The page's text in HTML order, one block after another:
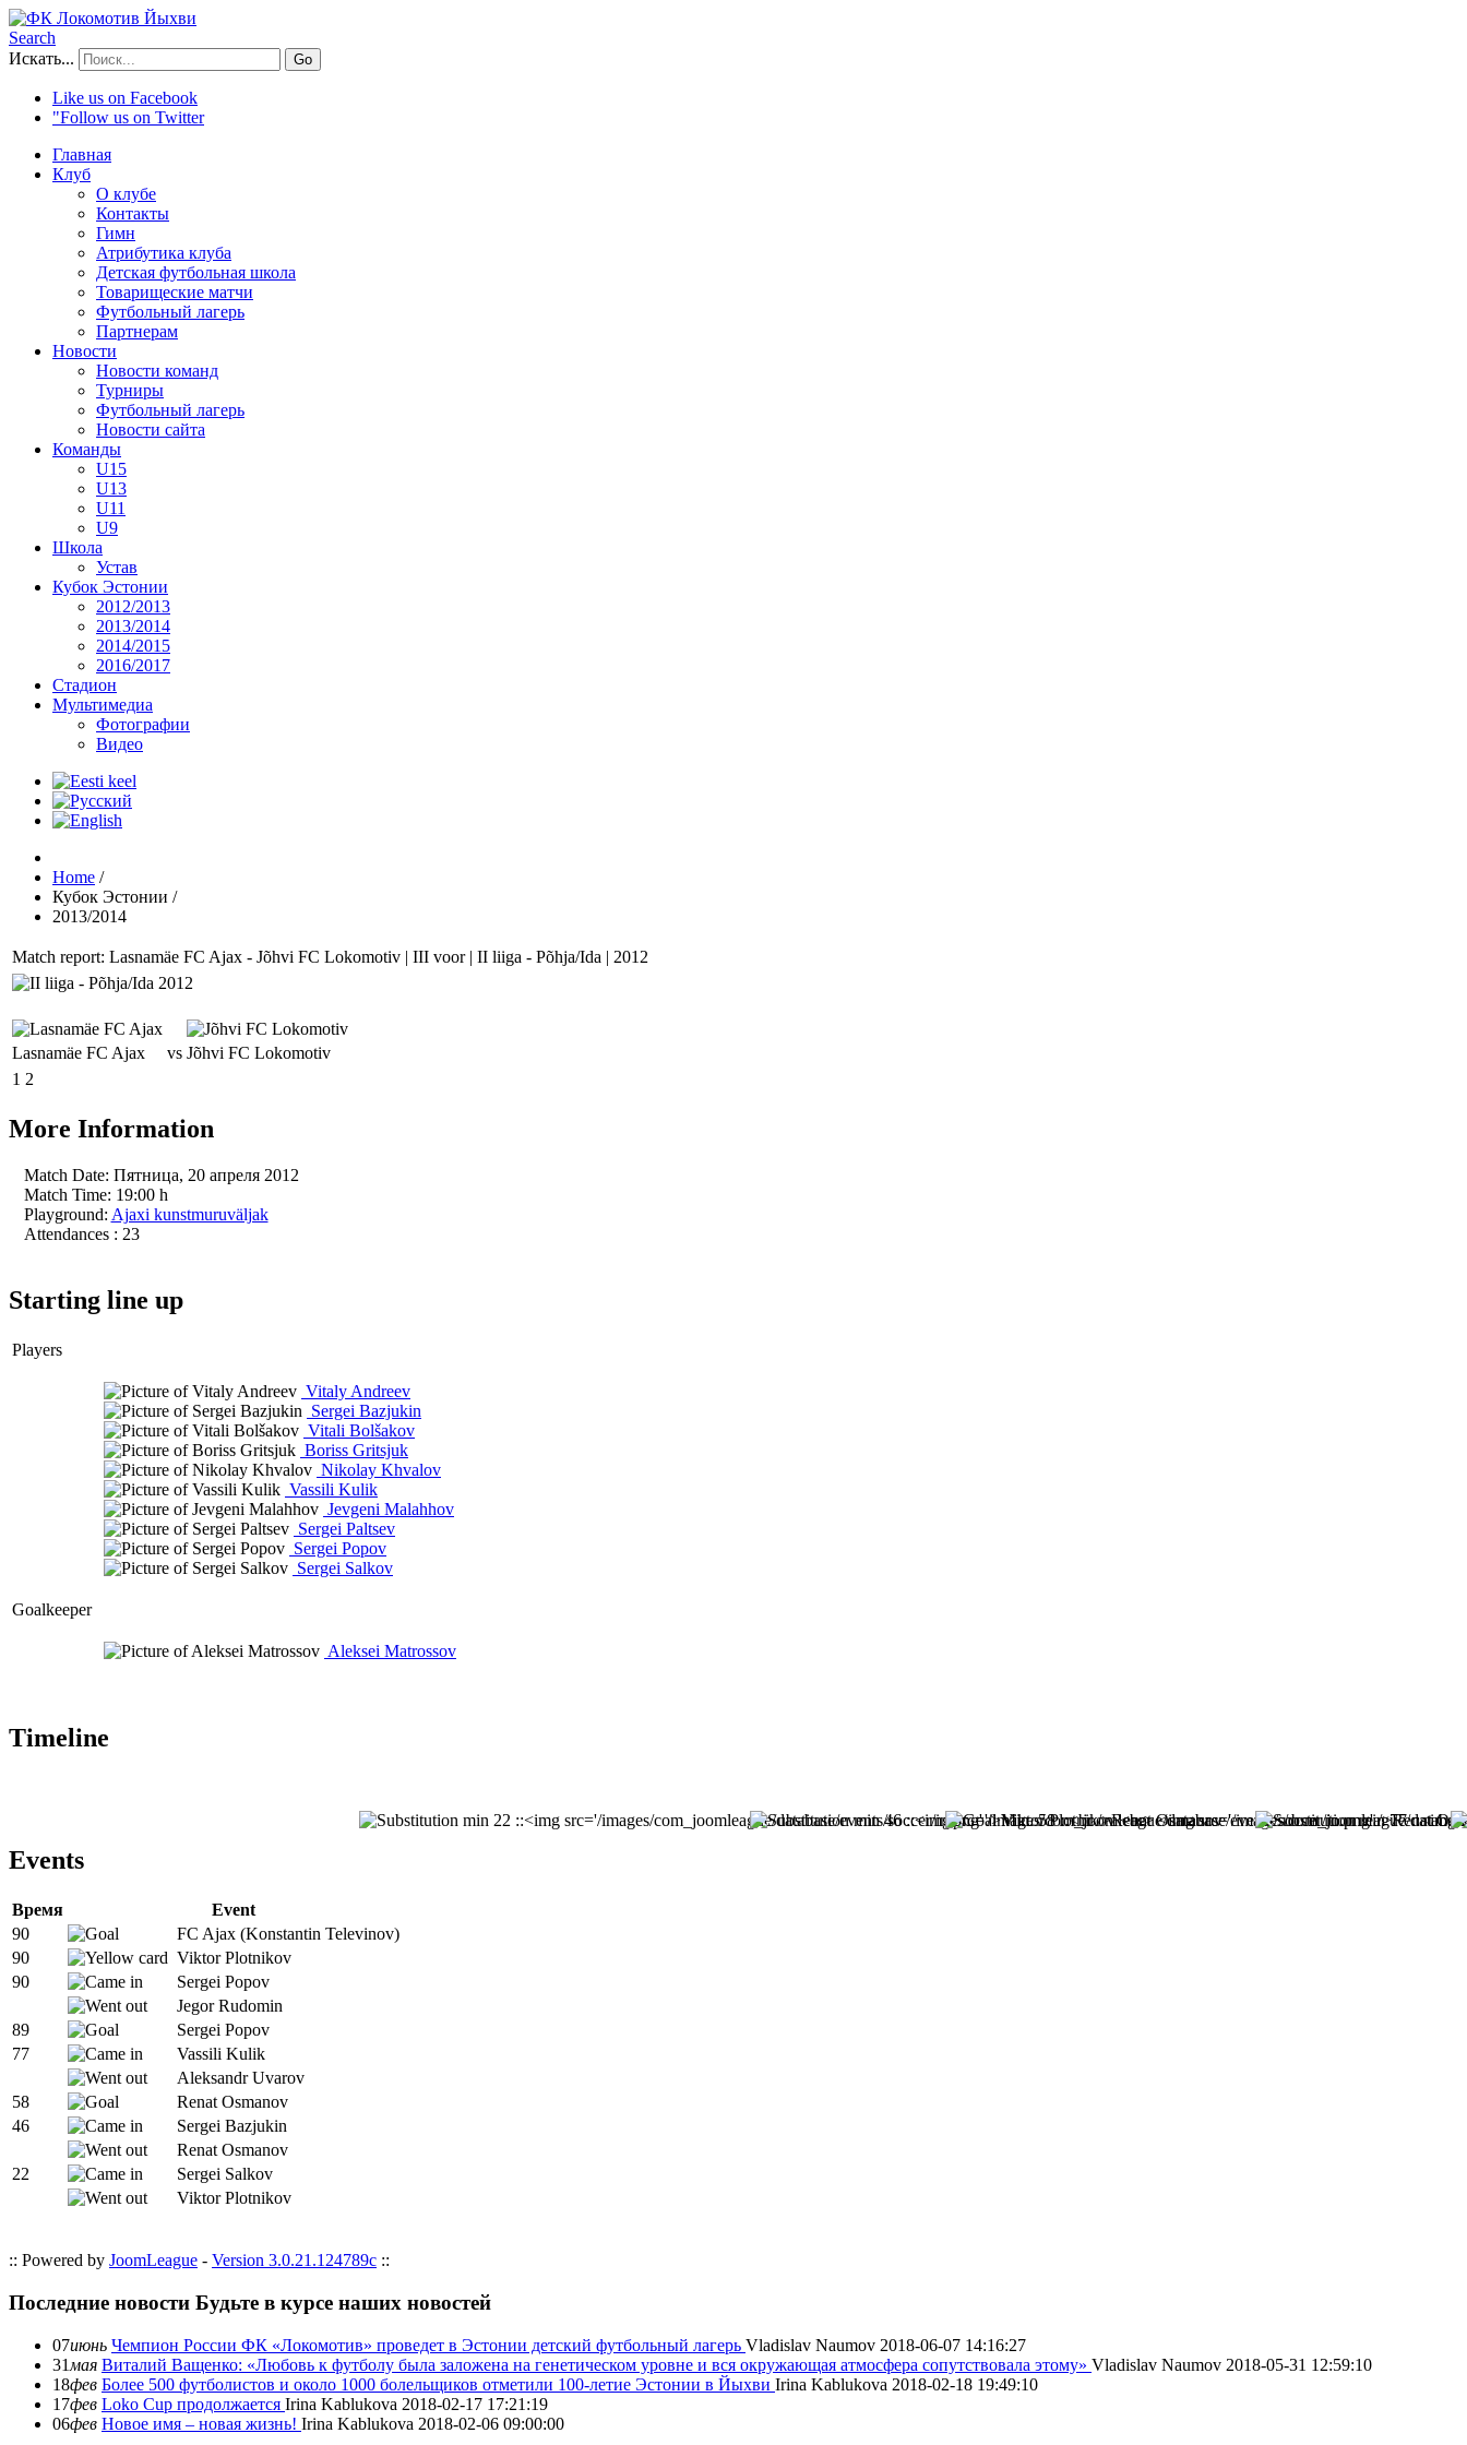
Search
Искать...
Go
Like us on Facebook
"Follow us on Twitter
Главная
Клуб
О клубе
Контакты
Гимн
Атрибутика клуба
Детская футбольная школа
Товарищеские матчи
Футбольный лагерь
Партнерам
Новости
Новости команд
Турниры
Футбольный лагерь
Новости сайта
Команды
U15
U13
U11
U9
Школа
Устав
Кубок Эстонии
2012/2013
2013/2014
2014/2015
2016/2017
Стадион
Мультимедиа
Фотографии
Видео
Home /
Кубок Эстонии /
2013/2014
Match report: Lasnamäe FC Ajax - Jõhvi FC Lokomotiv | III voor | II liiga - Põhja/Ida | 2012
Lasnamäe FC Ajax vs Jõhvi FC Lokomotiv
1 2
More Information
Match Date: Пятница, 20 апреля 2012
Match Time: 19:00 h
Playground: Ajaxi kunstmuruväljak
Attendances : 23
Starting line up
Players
Vitaly Andreev
Sergei Bazjukin
Vitali Bolšakov
Boriss Gritsjuk
Nikolay Khvalov
Vassili Kulik
Jevgeni Malahhov
Sergei Paltsev
Sergei Popov
Sergei Salkov
Goalkeeper
Aleksei Matrossov
Timeline
Events
Время
Event
90
FC Ajax (Konstantin Televinov)
90
Viktor Plotnikov
90
Sergei Popov
Jegor Rudomin
89
Sergei Popov
77
Vassili Kulik
Aleksandr Uvarov
58
Renat Osmanov
46
Sergei Bazjukin
Renat Osmanov
22
Sergei Salkov
Viktor Plotnikov
:: Powered by JoomLeague - Version 3.0.21.124789c ::
Последние новости Будьте в курсе наших новостей
07июнь Чемпион России ФК «Локомотив» проведет в Эстонии детский футбольный лагерь Vladislav Naumov 2018-06-07 14:16:27
31 мая Виталий Ващенко: «Любовь к футболу была заложена на генетическом уровне и вся окружающая атмосфера сопутствовала этому» Vladislav Naumov 2018-05-31 12:59:10
18фев Более 500 футболистов и около 1000 болельщиков отметили 100-летие Эстонии в Йыхви Irina Kablukova 2018-02-18 19:49:10
17фев Loko Cup продолжается Irina Kablukova 2018-02-17 17:21:19
06фев Новое имя – новая жизнь! Irina Kablukova 2018-02-06 09:00:00